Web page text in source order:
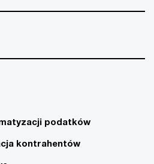
podatków
kontrahentów